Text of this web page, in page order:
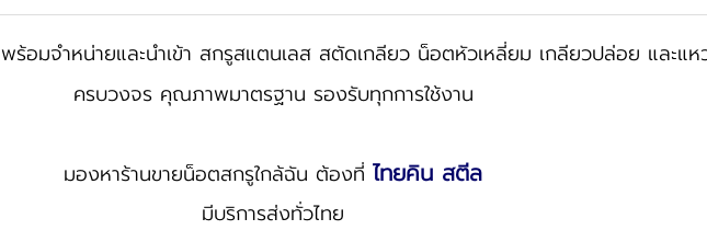
พร้อมจำหน่ายและนำเข้า สกรูสแตนเลส สตัดเกลียว น็อตหัวเหลี่ยม เกลียวปล่อย และแห
ครบวงจร คุณภาพมาตรฐาน รองรับทุกการใช้งาน
มองหาร้านขายน็อตสกรูใกล้ฉัน ต้องที่ ไทยคิน สตีล
มีบริการส่งทั่วไทย